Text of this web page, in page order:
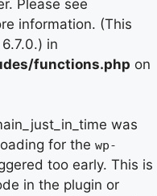
Please see
information. (This
in
functions.php on
was
for the wp-
too early. This is
in the plugin or